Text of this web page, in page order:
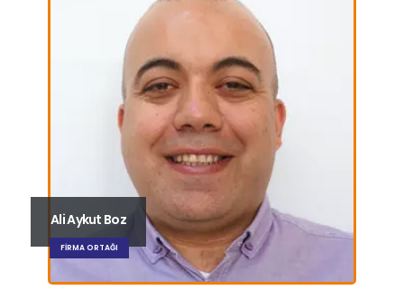
Ali Aykut Boz
FIRMA ORTAĞI